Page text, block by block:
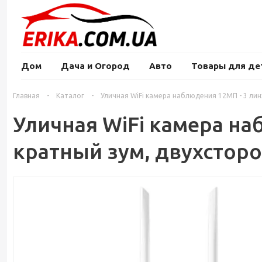
Дом Дача и Огород Авто Товары для
Главная - Каталог - Уличная WiFi камера наблюдения 12МП - 3
Уличная WiFi камера
кратный зум,